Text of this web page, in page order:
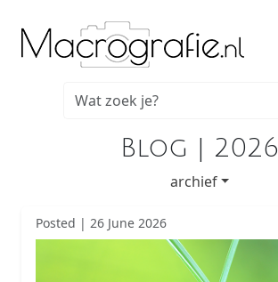
Blog | 2026
archief
Posted | 26 June 2026